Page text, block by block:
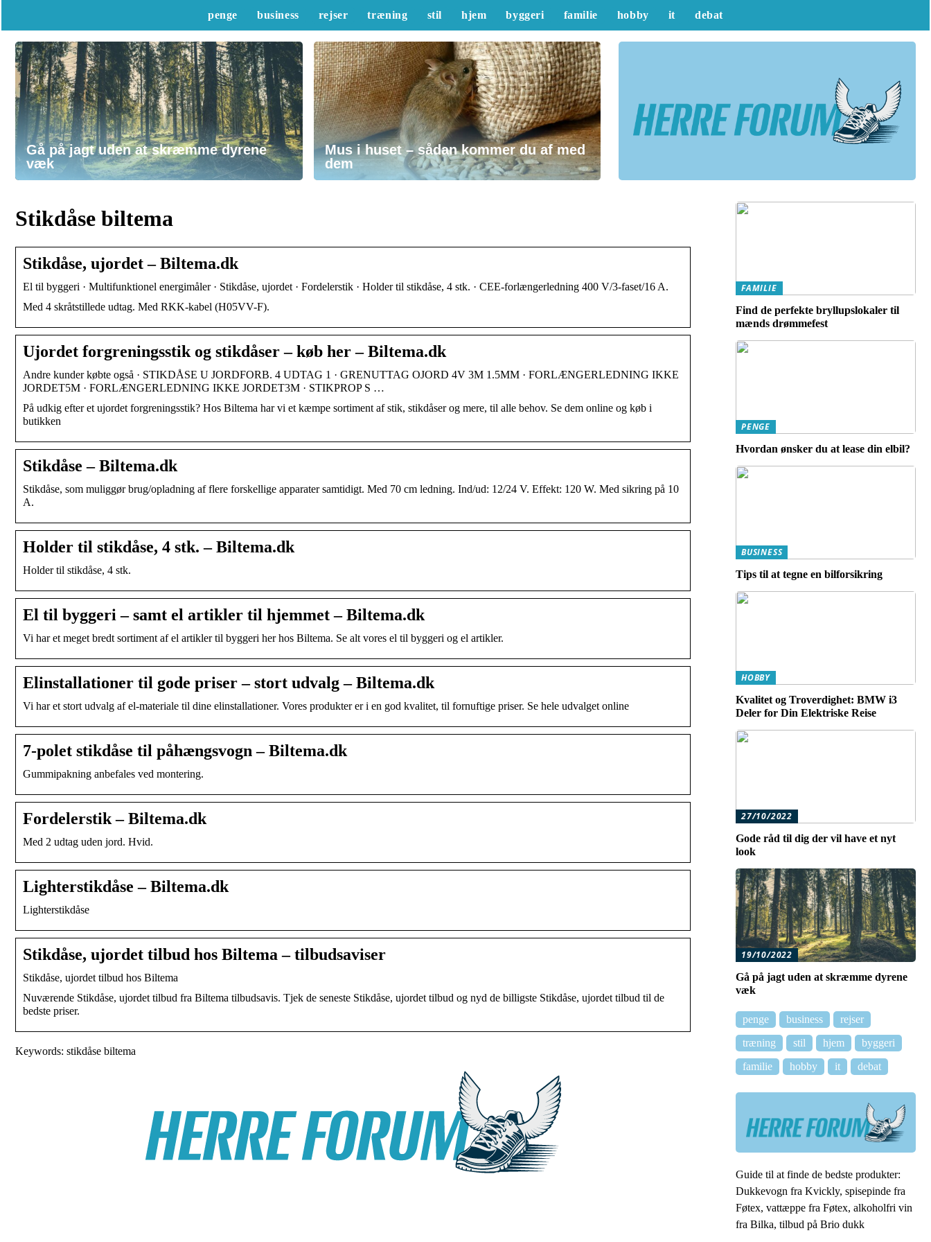
penge business rejser træning stil hjem byggeri familie hobby it debat
Gå på jagt uden at skræmme dyrene
væk
Mus i huset – sådan kommer du af med
dem
Stikdåse biltema
Stikdåse, ujordet – Biltema.dk
El til byggeri · Multifunktionel energimåler · Stikdåse, ujordet · Fordelerstik · Holder til stikdåse, 4 stk. · CEE-forlængerledning 400 V/3-faset/16 A.
Med 4 skråtstillede udtag. Med RKK-kabel (H05VV-F).
Ujordet forgreningsstik og stikdåser – køb her – Biltema.dk
Andre kunder købte også · STIKDÅSE U JORDFORB. 4 UDTAG 1 · GRENUTTAG OJORD 4V 3M 1.5MM · FORLÆNGERLEDNING IKKE
JORDET5M · FORLÆNGERLEDNING IKKE JORDET3M · STIKPROP S …
På udkig efter et ujordet forgreningsstik? Hos Biltema har vi et kæmpe sortiment af stik, stikdåser og mere, til alle behov. Se dem online og køb i
butikken
Stikdåse – Biltema.dk
Stikdåse, som muliggør brug/opladning af flere forskellige apparater samtidigt. Med 70 cm ledning. Ind/ud: 12/24 V. Effekt: 120 W. Med sikring på 10
A.
Holder til stikdåse, 4 stk. – Biltema.dk
Holder til stikdåse, 4 stk.
El til byggeri – samt el artikler til hjemmet – Biltema.dk
Vi har et meget bredt sortiment af el artikler til byggeri her hos Biltema. Se alt vores el til byggeri og el artikler.
Elinstallationer til gode priser – stort udvalg – Biltema.dk
Vi har et stort udvalg af el-materiale til dine elinstallationer. Vores produkter er i en god kvalitet, til fornuftige priser. Se hele udvalget online
7-polet stikdåse til påhængsvogn – Biltema.dk
Gummipakning anbefales ved montering.
Fordelerstik – Biltema.dk
Med 2 udtag uden jord. Hvid.
Lighterstikdåse – Biltema.dk
Lighterstikdåse
Stikdåse, ujordet tilbud hos Biltema – tilbudsaviser
Stikdåse, ujordet tilbud hos Biltema
Nuværende Stikdåse, ujordet tilbud fra Biltema tilbudsavis. Tjek de seneste Stikdåse, ujordet tilbud og nyd de billigste Stikdåse, ujordet tilbud til de
bedste priser.
Keywords: stikdåse biltema
FAMILIE
Find de perfekte bryllupslokaler til
mænds drømmefest
PENGE
Hvordan ønsker du at lease din elbil?
BUSINESS
Tips til at tegne en bilforsikring
HOBBY
Kvalitet og Troverdighet: BMW i3
Deler for Din Elektriske Reise
27/10/2022
Gode råd til dig der vil have et nyt
look
19/10/2022
Gå på jagt uden at skræmme dyrene
væk
penge business
rejser
træning
stil hjem
byggeri
familie
hobby it debat
Guide til at finde de bedste produkter:
Dukkevogn fra Kvickly, spisepinde fra
Føtex, vattæppe fra Føtex, alkoholfri vin
fra Bilka, tilbud på Brio dukk